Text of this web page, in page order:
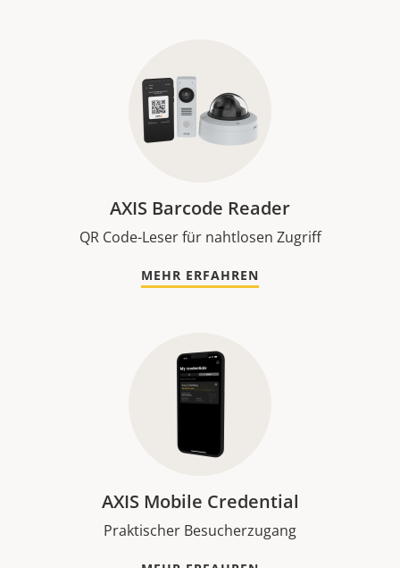
AXIS Barcode Reader
QR Code-Leser für nahtlosen Zugriff
MEHR ERFAHREN
AXIS Mobile Credential
Praktischer Besucherzugang